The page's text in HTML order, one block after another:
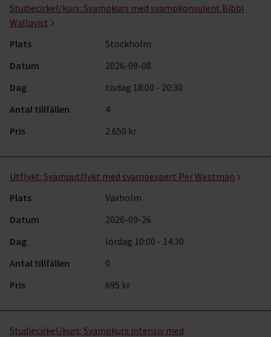
Studiecirkel/kurs: Svampkurs med svampkonsulent Bibbi
Wallqvist
Plats
Stockholm
Datum
2026-09-08
Dag
tisdag 18:00 - 20:30
Antal tillfällen
4
Pris
2 650 kr
Utflykt: Svamputflykt med svampexpert Per Westman
Plats
Vaxholm
Datum
2026-09-26
Dag
lördag 10:00 - 14:30
Antal tillfällen
0
Pris
695 kr
Studiecirkel/kurs: Svampkurs intensiv med